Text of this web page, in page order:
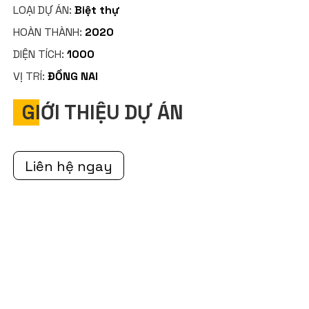
LOẠI DỰ ÁN: Biệt thự
HOÀN THÀNH: 2020
DIỆN TÍCH: 1000
VỊ TRÍ: ĐỒNG NAI
GIỚI THIỆU DỰ ÁN
Liên hệ ngay